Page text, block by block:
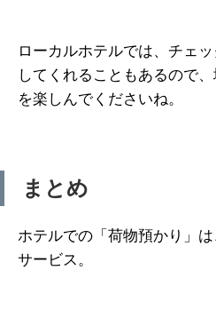
ローカルホテルでは、チェ
してくれることもあるので
を楽しんでくださいね。
まとめ
ホテルでの「荷物預かり」
サービス。